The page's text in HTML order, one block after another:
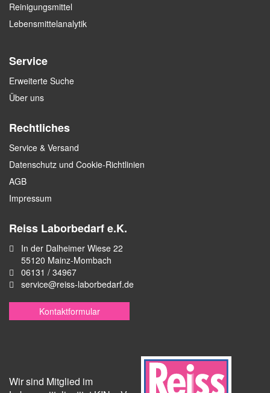
Reinigungsmittel
Lebensmittelanalytik
Service
Erweiterte Suche
Über uns
Rechtliches
Service & Versand
Datenschutz und Cookie-Richtlinien
AGB
Impressum
Reiss Laborbedarf e.K.
In der Dalheimer Wiese 22
55120 Mainz-Mombach
06131 / 34967
service@reiss-laborbedarf.de
Kontaktformular
Wir sind Mitglied im